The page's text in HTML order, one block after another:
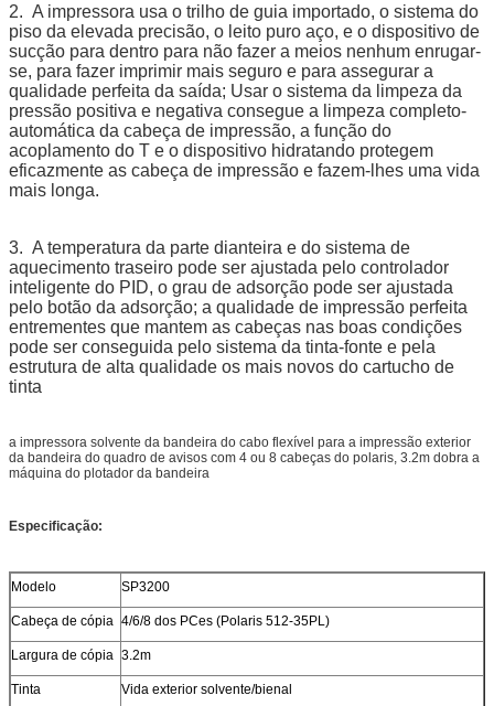
2. A impressora usa o trilho de guia importado, o sistema do
piso da elevada precisão, o leito puro aço, e o dispositivo de
sucção para dentro para não fazer a meios nenhum enrugar-
se, para fazer imprimir mais seguro e para assegurar a
qualidade perfeita da saída; Usar o sistema da limpeza da
pressão positiva e negativa consegue a limpeza completo-
automática da cabeça de impressão, a função do
acoplamento do T e o dispositivo hidratando protegem
eficazmente as cabeça de impressão e fazem-lhes uma vida
mais longa.
3. A temperatura da parte dianteira e do sistema de
aquecimento traseiro pode ser ajustada pelo controlador
inteligente do PID, o grau de adsorção pode ser ajustada
pelo botão da adsorção; a qualidade de impressão perfeita
entrementes que mantem as cabeças nas boas condições
pode ser conseguida pelo sistema da tinta-fonte e pela
estrutura de alta qualidade os mais novos do cartucho de
tinta
a impressora solvente da bandeira do cabo flexível para a impressão exterior
da bandeira do quadro de avisos com 4 ou 8 cabeças do polaris, 3.2m dobra a
máquina do plotador da bandeira
Especificação:
Modelo SP3200
Cabeça de cópia 4/6/8 dos PCes (Polaris 512-35PL)
Largura de cópia 3.2m
Tinta Vida exterior solvente/bienal